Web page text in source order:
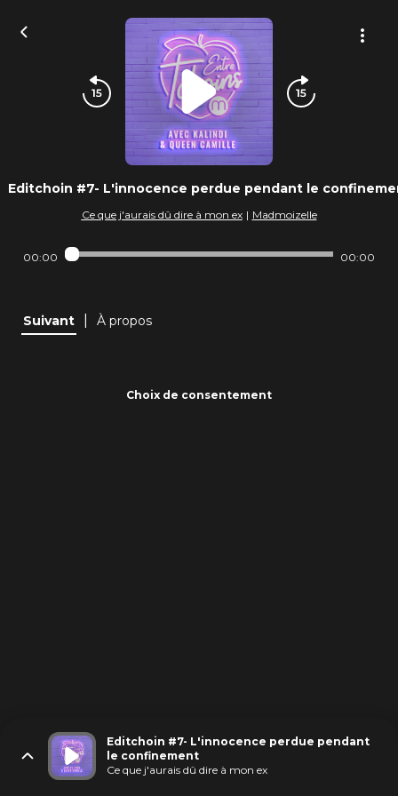
Editchoin #7- L'innocence perdue pendant le
Ce que j'aurais dû dire à mon ex | Madmoizelle
00:00 00:00
Suivant À propos
Choix de consentement
Editchoin #7- L'innocence perdue pendant
le confinement
Ce que j'aurais dû dire à mon ex